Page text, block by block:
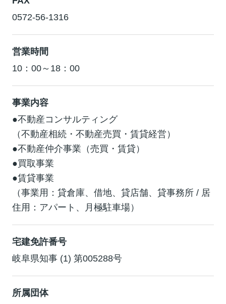
0572-56-1316
営業時間
10：00～18：00
事業内容
●不動産コンサルティング
（不動産相続・不動産売買・賃貸経営）
●不動産仲介事業（売買・賃貸）
●買取事業
●賃貸事業
（事業用：貸倉庫、借地、貸店舗、貸事務所 / 居
住用：アパート、月極駐車場）
宅建免許番号
岐阜県知事 (1) 第005288号
所属団体